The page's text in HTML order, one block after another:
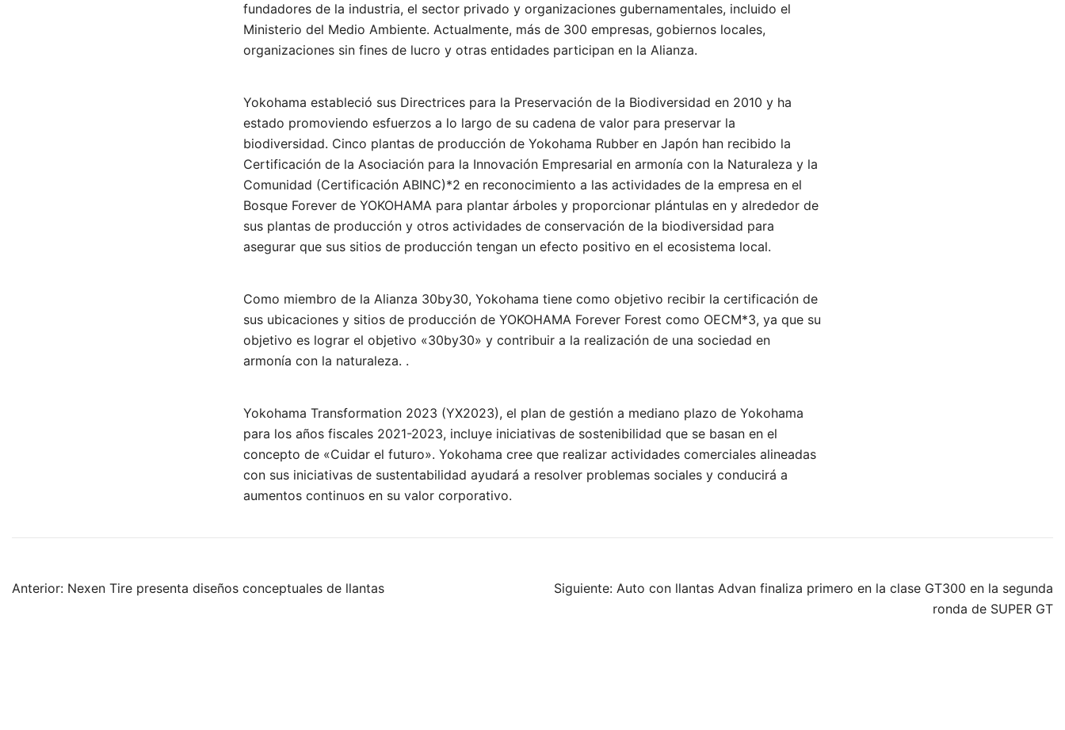
fundadores de la industria, el sector privado y organizaciones gubernamentales, incluido el
Ministerio del Medio Ambiente. Actualmente, más de 300 empresas, gobiernos locales,
organizaciones sin fines de lucro y otras entidades participan en la Alianza.
Yokohama estableció sus Directrices para la Preservación de la Biodiversidad en 2010 y ha
estado promoviendo esfuerzos a lo largo de su cadena de valor para preservar la
biodiversidad. Cinco plantas de producción de Yokohama Rubber en Japón han recibido la
Certificación de la Asociación para la Innovación Empresarial en armonía con la Naturaleza y la
Comunidad (Certificación ABINC)*2 en reconocimiento a las actividades de la empresa en el
Bosque Forever de YOKOHAMA para plantar árboles y proporcionar plántulas en y alrededor de
sus plantas de producción y otros actividades de conservación de la biodiversidad para
asegurar que sus sitios de producción tengan un efecto positivo en el ecosistema local.
Como miembro de la Alianza 30by30, Yokohama tiene como objetivo recibir la certificación de
sus ubicaciones y sitios de producción de YOKOHAMA Forever Forest como OECM*3, ya que su
objetivo es lograr el objetivo «30by30» y contribuir a la realización de una sociedad en
armonía con la naturaleza. .
Yokohama Transformation 2023 (YX2023), el plan de gestión a mediano plazo de Yokohama
para los años fiscales 2021-2023, incluye iniciativas de sostenibilidad que se basan en el
concepto de «Cuidar el futuro». Yokohama cree que realizar actividades comerciales alineadas
con sus iniciativas de sustentabilidad ayudará a resolver problemas sociales y conducirá a
aumentos continuos en su valor corporativo.
Navegación
Anterior: Nexen Tire presenta diseños conceptuales de llantas Siguiente: Auto con llantas Advan finaliza primero en la clase GT300 en la segunda
ronda de SUPER GT